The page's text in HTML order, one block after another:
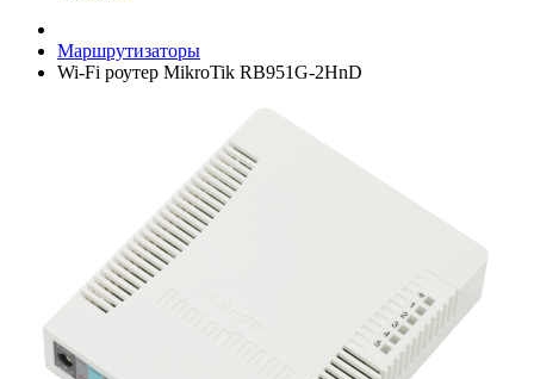
Маршрутизаторы
Wi-Fi роутер MikroTik RB951G-2HnD